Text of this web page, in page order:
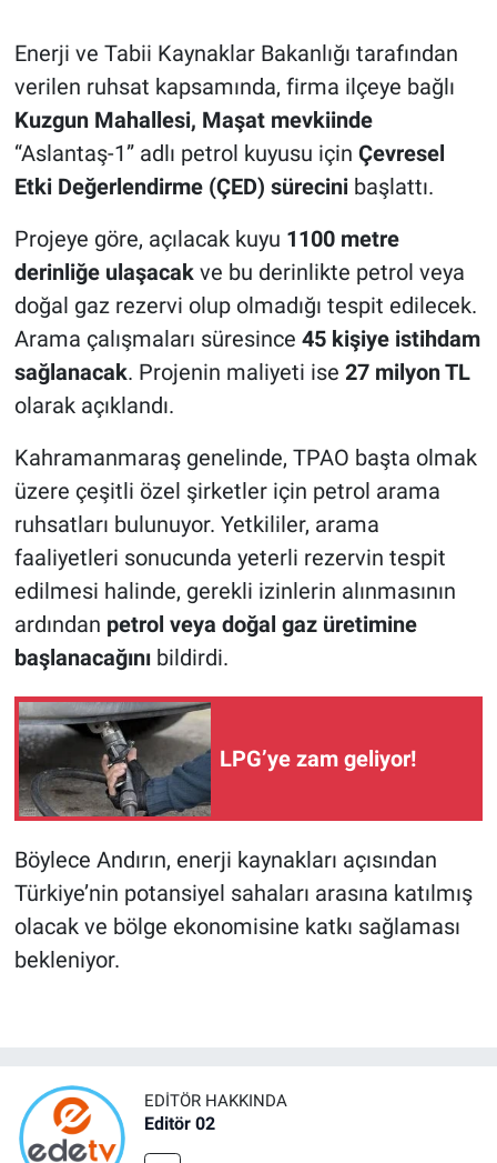
Enerji ve Tabii Kaynaklar Bakanlığı tarafından
verilen ruhsat kapsamında, firma ilçeye bağlı
Kuzgun Mahallesi, Maşat mevkiinde
“Aslantaş-1” adlı petrol kuyusu için Çevresel
Etki Değerlendirme (ÇED) sürecinibaşlattı.
Projeye göre, açılacak kuyu 1100 metre
derinliğe ulaşacakve bu derinlikte petrol veya
doğal gaz rezervi olup olmadığı tespit edilecek.
Arama çalışmaları süresince 45 kişiye istihdam
sağlanacak. Projenin maliyeti ise 27 milyon TL
olarak açıklandı.
Kahramanmaraş genelinde, TPAO başta olmak
üzere çeşitli özel şirketler için petrol arama
ruhsatları bulunuyor. Yetkililer, arama
faaliyetleri sonucunda yeterli rezervin tespit
edilmesi halinde, gerekli izinlerin alınmasının
ardından petrol veya doğal gaz üretimine
başlanacağınıbildirdi.
LPG’ye zam geliyor!
Böylece Andırın, enerji kaynakları açısından
Türkiye’nin potansiyel sahaları arasına katılmış
olacak ve bölge ekonomisine katkı sağlaması
bekleniyor.
EDITÖR HAKKINDA
Editör 02